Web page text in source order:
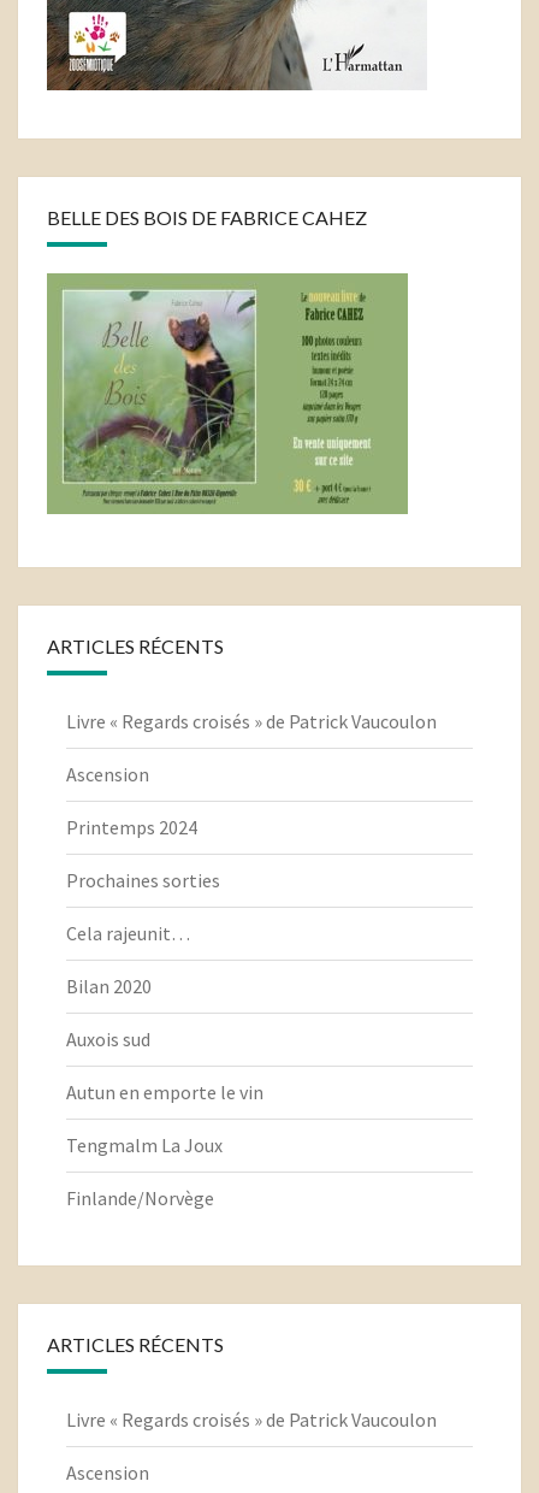
BELLE DES BOIS DE FABRICE CAHEZ
ARTICLES RÉCENTS
Livre « Regards croisés » de Patrick Vaucoulon
Ascension
Printemps 2024
Prochaines sorties
Cela rajeunit…
Bilan 2020
Auxois sud
Autun en emporte le vin
Tengmalm La Joux
Finlande/Norvège
ARTICLES RÉCENTS
Livre « Regards croisés » de Patrick Vaucoulon
Ascension